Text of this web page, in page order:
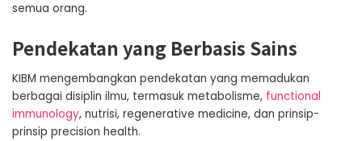
semua orang.
Pendekatan yang Berbasis Sains
KIBM mengembangkan pendekatan yang memadukan
berbagai disiplin ilmu, termasuk metabolisme, functional
immunology, nutrisi, regenerative medicine, dan prinsip-
prinsip precision health.